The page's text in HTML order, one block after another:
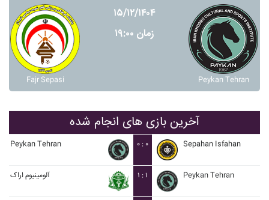
Fajr Sepasi
۱۵/۱۲/۱۴۰۴
زمان ۱۹:۰۰
Peykan Tehran
آخرین بازی های انجام شده
Peykan Tehran ۰ : ۰ Sepahan Isfahan
آلومينيوم اراک ۱ : ۱ Peykan Tehran